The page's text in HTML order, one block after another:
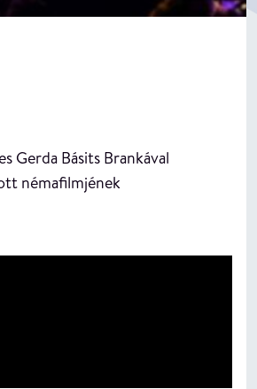
Gerda Básits Brankával
némafilmjének